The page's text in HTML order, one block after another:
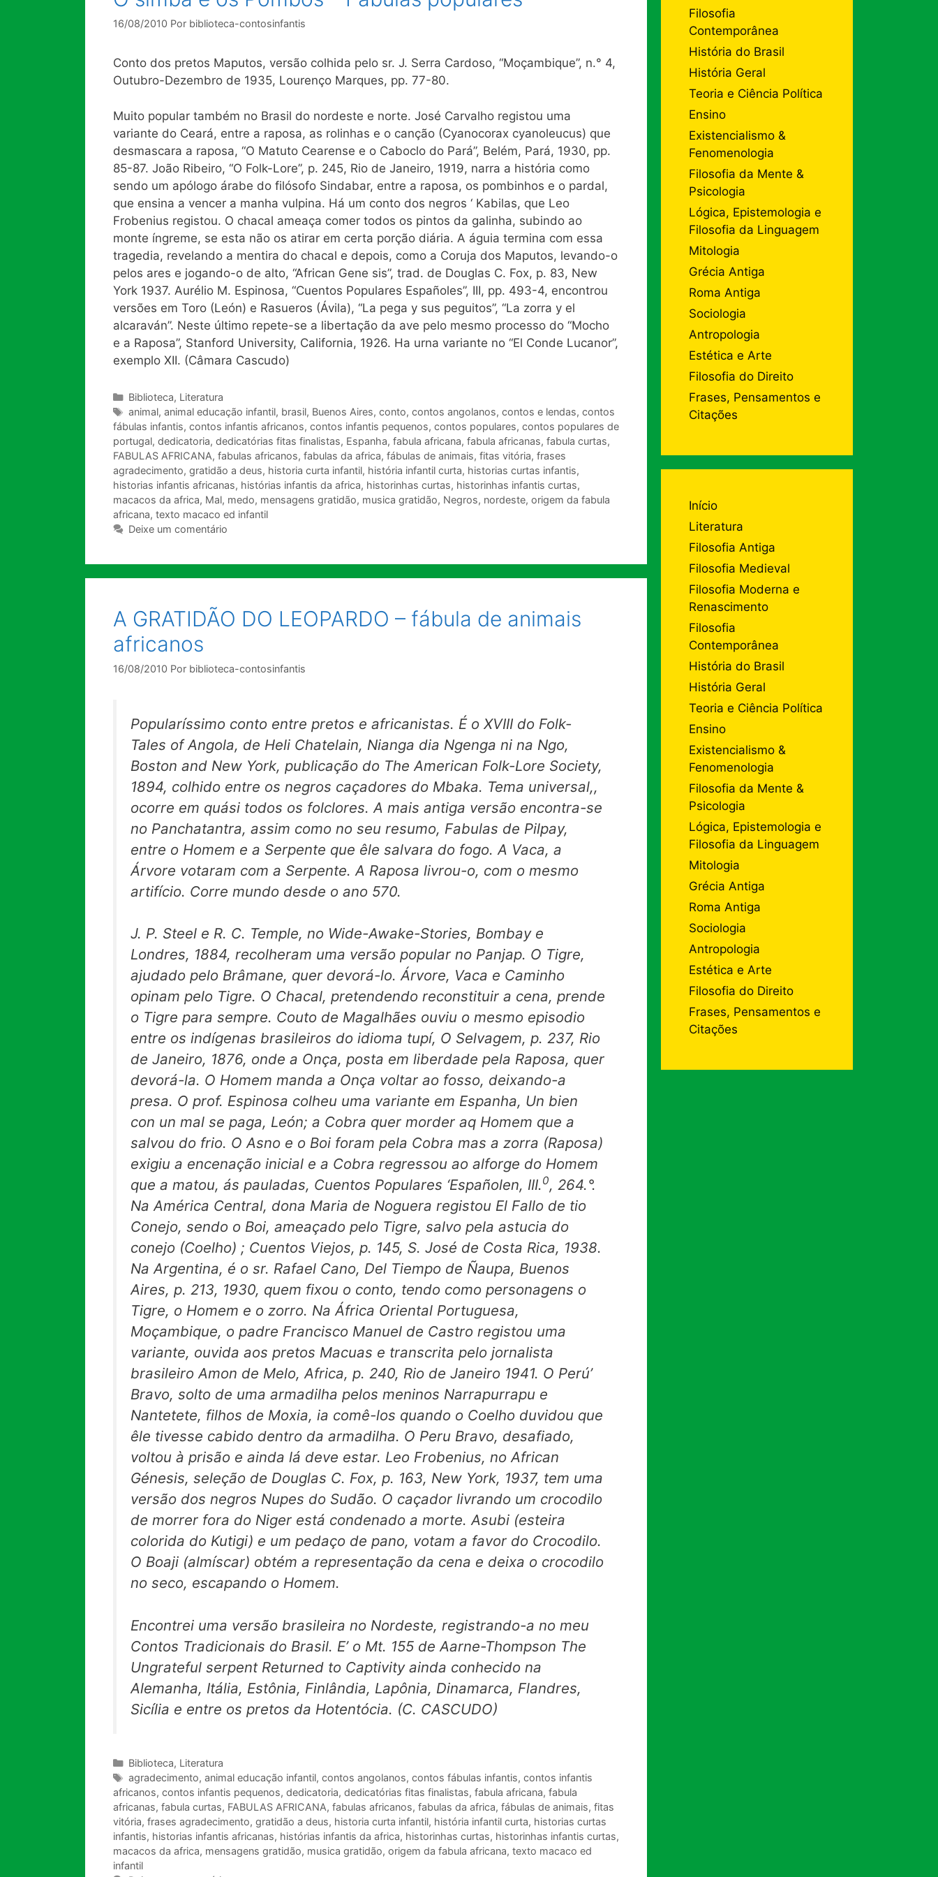
16/08/2010 Por biblioteca-contosinfantis
Conto dos pretos Maputos, versão colhida pelo sr. J. Serra Cardoso, “Moçambique”, n.° 4,
Outubro-Dezembro de 1935, Lourenço Marques, pp. 77-80.
Muito popular também no Brasil do nordeste e norte. José Carvalho registou uma
variante do Ceará, entre a raposa, as rolinhas e o canção (Cyanocorax cyanoleucus) que
desmascara a raposa, “O Matuto Cearense e o Caboclo do Pará”, Belém, Pará, 1930, pp.
85-87. João Ribeiro, “O Folk-Lore”, p. 245, Rio de Janeiro, 1919, narra a história como
sendo um apólogo árabe do filósofo Sindabar, entre a raposa, os pombinhos e o pardal,
que ensina a vencer a manha vulpina. Há um conto dos negros ‘ Kabilas, que Leo
Frobenius registou. O chacal ameaça comer todos os pintos da galinha, subindo ao
monte íngreme, se esta não os atirar em certa porção diária. A águia termina com essa
tragedia, revelando a mentira do chacal e depois, como a Coruja dos Maputos, levando-o
pelos ares e jogando-o de alto, “African Gene sis”, trad. de Douglas C. Fox, p. 83, New
York 1937. Aurélio M. Espinosa, “Cuentos Populares Españoles”, III, pp. 493-4, encontrou
versões em Toro (León) e Rasueros (Ávila), “La pega y sus peguitos”, “La zorra y el
alcaraván”. Neste último repete-se a libertação da ave pelo mesmo processo do “Mocho
e a Raposa”, Stanford University, California, 1926. Ha urna variante no “El Conde Lucanor”,
exemplo XII. (Câmara Cascudo)
Categorias
Biblioteca, Literatura
Tags
animal, animal educação infantil, brasil, Buenos Aires, conto, contos angolanos, contos e lendas, contos
fábulas infantis, contos infantis africanos, contos infantis pequenos, contos populares, contos populares de
portugal, dedicatoria, dedicatórias fitas finalistas, Espanha, fabula africana, fabula africanas, fabula curtas,
FABULAS AFRICANA, fabulas africanos, fabulas da africa, fábulas de animais, fitas vitória, frases
agradecimento, gratidão a deus, historia curta infantil, história infantil curta, historias curtas infantis,
historias infantis africanas, histórias infantis da africa, historinhas curtas, historinhas infantis curtas,
macacos da africa, Mal, medo, mensagens gratidão, musica gratidão, Negros, nordeste, origem da fabula
africana, texto macaco ed infantil
Deixe um comentário
A GRATIDÃO DO LEOPARDO – fábula de animais
africanos
16/08/2010 Por biblioteca-contosinfantis
Popularíssimo conto entre pretos e africanistas. É o XVIII do Folk-
Tales of Angola, de Heli Chatelain, Nianga dia Ngenga ni na Ngo,
Boston and New York, publicação do The American Folk-Lore Society,
1894, colhido entre os negros caçadores do Mbaka. Tema universal,,
ocorre em quási todos os folclores. A mais antiga versão encontra-se
no Panchatantra, assim como no seu resumo, Fabulas de Pilpay,
entre o Homem e a Serpente que êle salvara do fogo. A Vaca, a
Árvore votaram com a Serpente. A Raposa livrou-o, com o mesmo
artifício. Corre mundo desde o ano 570.
J. P. Steel e R. C. Temple, no Wide-Awake-Stories, Bombay e
Londres, 1884, recolheram uma versão popular no Panjap. O Tigre,
ajudado pelo Brâmane, quer devorá-lo. Árvore, Vaca e Caminho
opinam pelo Tigre. O Chacal, pretendendo reconstituir a cena, prende
o Tigre para sempre. Couto de Magalhães ouviu o mesmo episodio
entre os indígenas brasileiros do idioma tupí, O Selvagem, p. 237, Rio
de Janeiro, 1876, onde a Onça, posta em liberdade pela Raposa, quer
devorá-la. O Homem manda a Onça voltar ao fosso, deixando-a
presa. O prof. Espinosa colheu uma variante em Espanha, Un bien
con un mal se paga, León; a Cobra quer morder aq Homem que a
salvou do frio. O Asno e o Boi foram pela Cobra mas a zorra (Raposa)
exigiu a encenação inicial e a Cobra regressou ao alforge do Homem
que a matou, ás pauladas, Cuentos Populares ‘Españolen, III.0, 264.°.
Na América Central, dona Maria de Noguera registou El Fallo de tio
Conejo, sendo o Boi, ameaçado pelo Tigre, salvo pela astucia do
conejo (Coelho) ; Cuentos Viejos, p. 145, S. José de Costa Rica, 1938.
Na Argentina, é o sr. Rafael Cano, Del Tiempo de Ñaupa, Buenos
Aires, p. 213, 1930, quem fixou o conto, tendo como personagens o
Tigre, o Homem e o zorro. Na África Oriental Portuguesa,
Moçambique, o padre Francisco Manuel de Castro registou uma
variante, ouvida aos pretos Macuas e transcrita pelo jornalista
brasileiro Amon de Melo,Africa, p. 240, Rio de Janeiro 1941. O Perú’
Bravo, solto de uma armadilha pelos meninos Narrapurrapu e
Nantetete, filhos de Moxia, ia comê-los quando o Coelho duvidou que
êle tivesse cabido dentro da armadilha. O Peru Bravo, desafiado,
voltou à prisão e ainda lá deve estar. Leo Frobenius, noAfrican
Génesis, seleção de Douglas C. Fox, p. 163, New York, 1937, tem uma
versão dos negros Nupes do Sudão. O caçador livrando um crocodilo
de morrer fora do Niger está condenado a morte. Asubi (esteira
colorida do Kutigi) e um pedaço de pano, votam a favor do Crocodilo.
O Boaji (almíscar) obtém a representação da cena e deixa o crocodilo
no seco, escapando o Homem.
Encontrei uma versão brasileira no Nordeste, registrando-a no meu
Contos Tradicionais do Brasil. E’ o Mt. 155 de Aarne-Thompson The
Ungrateful serpent Returned to Captivity ainda conhecido na
Alemanha, Itália, Estônia, Finlândia, Lapônia, Dinamarca, Flandres,
Sicília e entre os pretos da Hotentócia. (C. CASCUDO)
Categorias
Biblioteca, Literatura
Tags
agradecimento, animal educação infantil, contos angolanos, contos fábulas infantis, contos infantis
africanos, contos infantis pequenos, dedicatoria, dedicatórias fitas finalistas, fabula africana, fabula
africanas, fabula curtas, FABULAS AFRICANA, fabulas africanos, fabulas da africa, fábulas de animais, fitas
vitória, frases agradecimento, gratidão a deus, historia curta infantil, história infantil curta, historias curtas
infantis, historias infantis africanas, histórias infantis da africa, historinhas curtas, historinhas infantis curtas,
macacos da africa, mensagens gratidão, musica gratidão, origem da fabula africana, texto macaco ed
infantil
Filosofia
Contemporânea
História do Brasil
História Geral
Teoria e Ciência Política
Ensino
Existencialismo &
Fenomenologia
Filosofia da Mente &
Psicologia
Lógica, Epistemologia e
Filosofia da Linguagem
Mitologia
Grécia Antiga
Roma Antiga
Sociologia
Antropologia
Estética e Arte
Filosofia do Direito
Frases, Pensamentos e
Citações
Início
Literatura
Filosofia Antiga
Filosofia Medieval
Filosofia Moderna e
Renascimento
Filosofia
Contemporânea
História do Brasil
História Geral
Teoria e Ciência Política
Ensino
Existencialismo &
Fenomenologia
Filosofia da Mente &
Psicologia
Lógica, Epistemologia e
Filosofia da Linguagem
Mitologia
Grécia Antiga
Roma Antiga
Sociologia
Antropologia
Estética e Arte
Filosofia do Direito
Frases, Pensamentos e
Citações